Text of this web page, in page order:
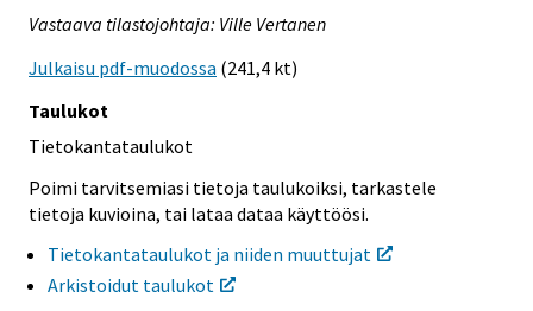
Vastaava tilastojohtaja: Ville Vertanen
Julkaisu pdf-muodossa (241,4 kt)
Taulukot
Tietokantataulukot
Poimi tarvitsemiasi tietoja taulukoiksi, tarkastele
tietoja kuvioina, tai lataa dataa käyttöösi.
Tietokantataulukot ja niiden muuttujat
Arkistoidut taulukot